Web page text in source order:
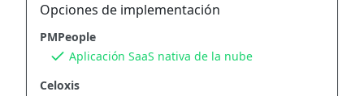
Opciones de implementación
PMPeople
Aplicación SaaS nativa de la nube
Celoxis